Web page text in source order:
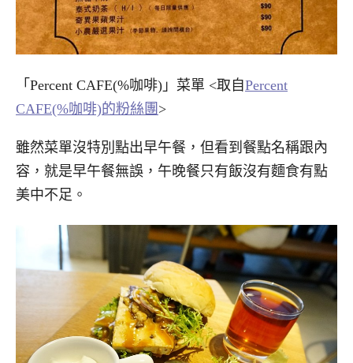
「Percent CAFE(%咖啡)」菜單 <取自Percent
CAFE(%咖啡)的粉絲團 >
雖然菜單沒特別點出早午餐，但看到餐點名稱跟內
容，就是早午餐無誤，午晚餐只有飯沒有麵食有點
美中不足。